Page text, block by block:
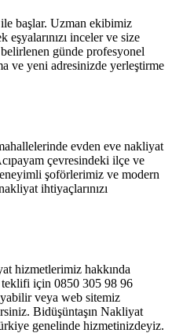
başlar. Uzman ekibimiz
inceler ve size
günde profesyonel
ve yeni adresinizde yerleştirme
evden eve nakliyat
çevresindeki ilçe ve
şoförlerimiz ve modern
ihtiyaçlarınızı
hizmetlerimiz hakkında
için 0850 305 98 96
veya web sitemiz
Bidüşüntaşın Nakliyat
genelinde hizmetinizdeyiz.